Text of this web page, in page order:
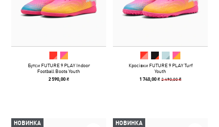
Бутси FUTURE 9 PLAY Indoor
Football Boots Youth
2 590,00 ₴
Кросівки FUTURE 9 PLAY Turf
Youth
1 740,00 ₴2 490,00 ₴
НОВИНКА НОВИНКА